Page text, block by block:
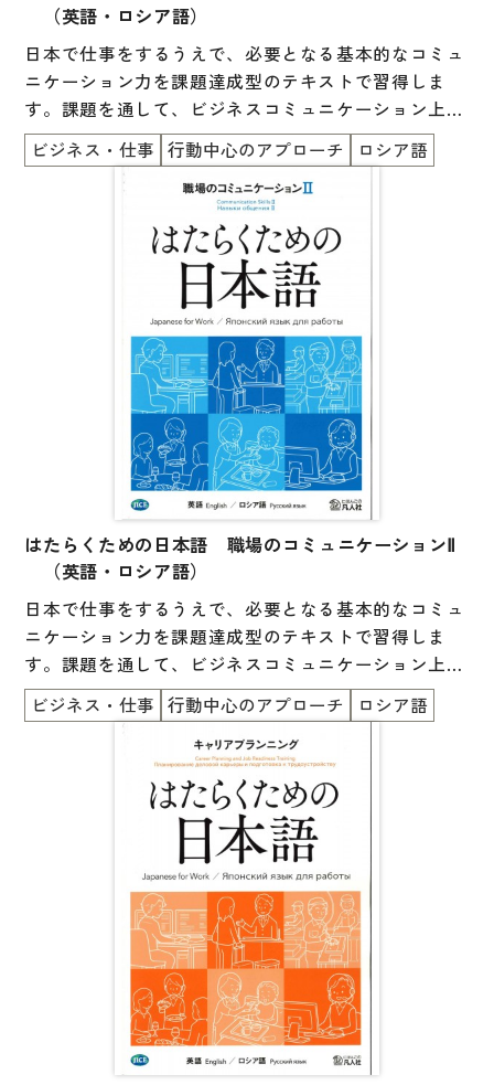
（英語・ロシア語）
日本で仕事をするうえで、必要となる基本的なコミュ
ニケーション力を課題達成型のテキストで習得しま
す。課題を通して、ビジネスコミュニケーション上の
マナーや暗黙のルールを考える機会を提供します。
ビジネス・仕事 行動中心のアプローチ ロシア語
はたらくための日本語 職場のコミュニケーションⅡ
（英語・ロシア語）
日本で仕事をするうえで、必要となる基本的なコミュ
ニケーション力を課題達成型のテキストで習得しま
す。課題を通して、ビジネスコミュニケーション上の
マナーや暗黙のルールを考える機会を提供します。
ビジネス・仕事 行動中心のアプローチ ロシア語